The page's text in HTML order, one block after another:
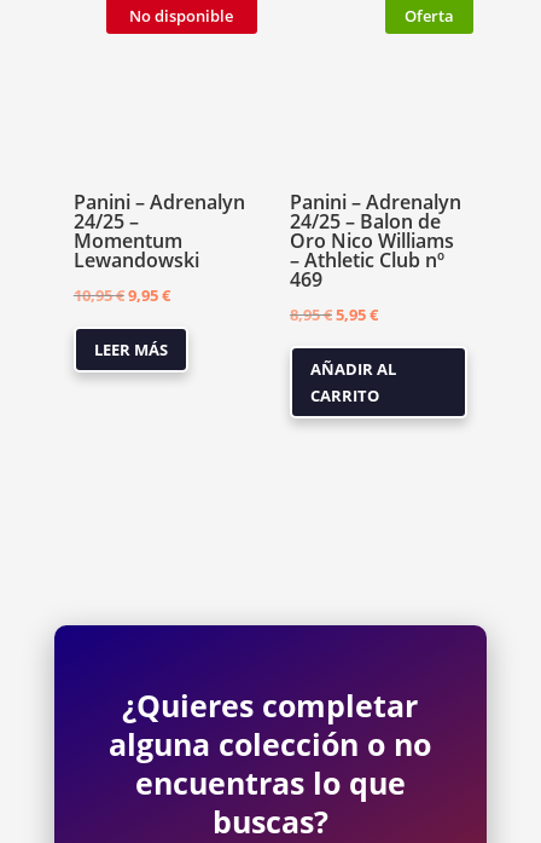
Panini – Adrenalyn
24/25 –
Momentum
Lewandowski
10,95€El
precio
original
9,95€El
precio
LEER MÁS
No disponible
Panini – Adrenalyn
24/25 – Balon de
Oro Nico Williams
– Athletic Club nº
469
8,95€El
precio
original
era:
5,95€El
precio
actual
es:
AÑADIR AL
CARRITO
Oferta
¿Quieres completar
alguna colección o no
encuentras lo que
buscas?